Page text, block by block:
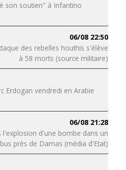
son soutien" à Infantino
06/08 22:50
des rebelles houthis s'élève
à 58 morts (source militaire)
Erdogan vendredi en Arabie
06/08 21:28
l'explosion d'une bombe dans un
bus près de Damas (média d'Etat)